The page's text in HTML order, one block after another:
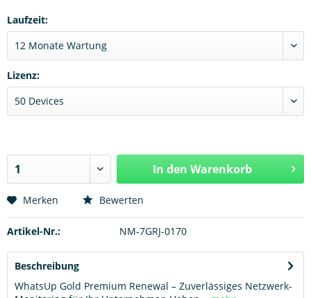
Laufzeit:
Lizenz:
In den Warenkorb
Merken Bewerten
Artikel-Nr.: NM-7GRJ-0170
Beschreibung
WhatsUp Gold Premium Renewal – Zuverlässiges Netzwerk-